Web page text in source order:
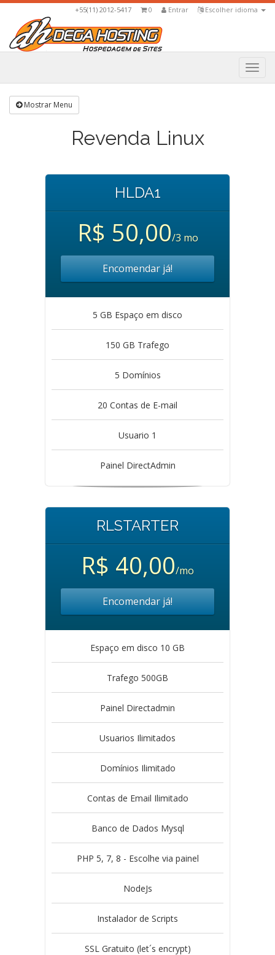
Escolher idioma
Entrar
0
+55(11) 2012-5417
Mostrar Menu
Revenda Linux
HLDA1
R$ 50,00/3 mo
Encomendar já!
5 GB Espaço em disco
150 GB Trafego
5 Domínios
20 Contas de E-mail
Usuario 1
Painel DirectAdmin
RLSTARTER
R$ 40,00/mo
Encomendar já!
Espaço em disco 10 GB
Trafego 500GB
Painel Directadmin
Usuarios Ilimitados
Domínios Ilimitado
Contas de Email Ilimitado
Banco de Dados Mysql
PHP 5, 7, 8 - Escolhe via painel
NodeJs
Instalador de Scripts
SSL Gratuito (let´s encrypt)